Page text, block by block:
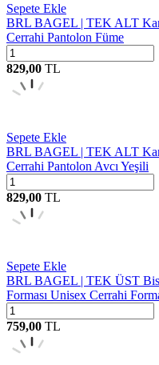
Sepete Ekle
BRL BAGEL | TEK ALT
Cerrahi Pantolon Füme
829,00 TL
Sepete Ekle
BRL BAGEL | TEK ALT
Cerrahi Pantolon Avcı Yeşili
829,00 TL
Sepete Ekle
BRL BAGEL | TEK ÜST
Forması Unisex Cerrahi
759,00 TL